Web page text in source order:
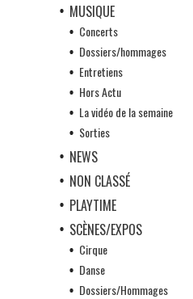
MUSIQUE
Concerts
Dossiers/hommages
Entretiens
Hors Actu
La vidéo de la semaine
Sorties
NEWS
NON CLASSÉ
PLAYTIME
SCÈNES/EXPOS
Cirque
Danse
Dossiers/Hommages